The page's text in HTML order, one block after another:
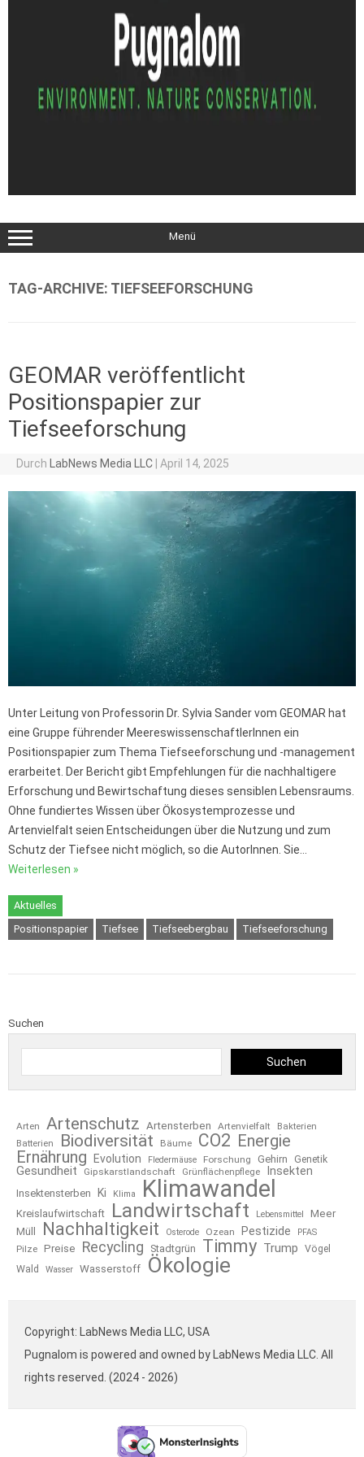
Menü
TAG-ARCHIVE: TIEFSEEFORSCHUNG
GEOMAR veröffentlicht
Positionspapier zur
Tiefseeforschung
Durch LabNews Media LLC April 14, 2025
Unter Leitung von Professorin Dr. Sylvia Sander vom GEOMAR hat
eine Gruppe führender MeereswissenschaftlerInnen ein
Positionspapier zum Thema Tiefseeforschung und -management
erarbeitet. Der Bericht gibt Empfehlungen für die nachhaltigere
Erforschung und Bewirtschaftung dieses sensiblen Lebensraums.
Ohne fundiertes Wissen über Ökosystemprozesse und
Artenvielfalt seien Entscheidungen über die Nutzung und zum
Schutz der Tiefsee nicht möglich, so die AutorInnen. Sie…
Weiterlesen »
Aktuelles
Positionspapier
Tiefsee Tiefseebergbau Tiefseeforschung
Suchen
Suchen
Arten Artenschutz Artensterben Artenvielfalt
Bakterien
Batterien
Biodiversität Bäume CO2 Energie
Ernährung
Evolution Fledermäuse Forschung Gehirn Genetik
Gesundheit Gipskarstlandschaft Grünflächenpflege Insekten
Insektensterben Ki Klima Klimawandel
Kreislaufwirtschaft Landwirtschaft Lebensmittel
Meer
Müll
Nachhaltigkeit Osterode Ozean Pestizide PFAS
Pilze Preise Recycling Stadtgrün Timmy Trump
Vögel
Wald
Wasser Wasserstoff Ökologie
Copyright: LabNews Media LLC, USA
Pugnalom is powered and owned by LabNews Media LLC. All
rights reserved. (2024 - 2026)